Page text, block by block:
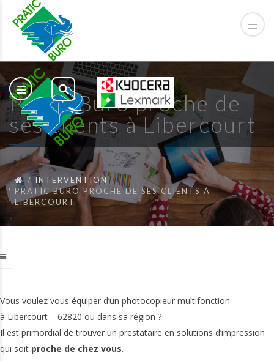
Pratic Buro proche de
ses clients à Libercourt
INTERVENTION
PRATIC BURO PROCHE DE SES CLIENTS À
LIBERCOURT
Vous voulez vous équiper d’un photocopieur multifonction
à Libercourt – 62820 ou dans sa région ?
Il est primordial de trouver un prestataire en solutions d’impression
qui soit proche de chez vous.